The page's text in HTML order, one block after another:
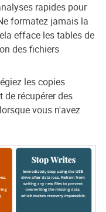
rapides pour
formatez jamais la
efface les tables de
des fichiers
les copies
récupérer des
vous n'avez